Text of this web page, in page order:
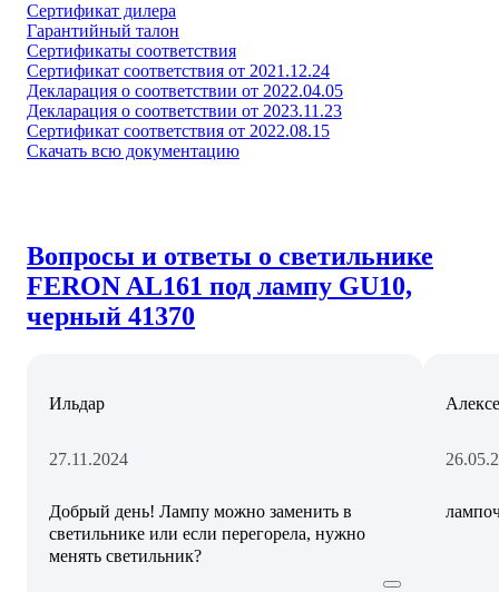
Сертификат дилера
Гарантийный талон
Сертификаты соответствия
Сертификат соответствия от 2021.12.24
Декларация о соответствии от 2022.04.05
Декларация о соответствии от 2023.11.23
Сертификат соответствия от 2022.08.15
Скачать всю документацию
Вопросы и ответы о светильнике
FERON AL161 под лампу GU10,
черный 41370
Ильдар
27.11.2024
Добрый день! Лампу можно заменить в
светильнике или если перегорела, нужно
менять светильник?